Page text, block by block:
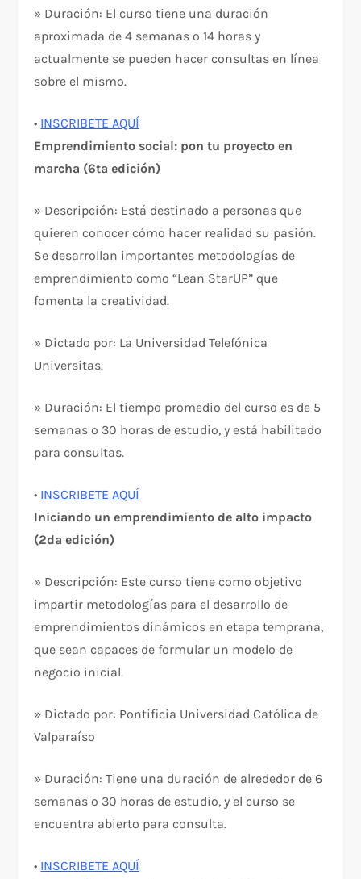
» Duración: El curso tiene una duración
aproximada de 4 semanas o 14 horas y
actualmente se pueden hacer consultas en línea
sobre el mismo.
• INSCRIBETE AQUÍ
Emprendimiento social: pon tu proyecto en
marcha (6ta edición)
» Descripción: Está destinado a personas que
quieren conocer cómo hacer realidad su pasión.
Se desarrollan importantes metodologías de
emprendimiento como “Lean StarUP” que
fomenta la creatividad.
» Dictado por: La Universidad Telefónica
Universitas.
» Duración: El tiempo promedio del curso es de 5
semanas o 30 horas de estudio, y está habilitado
para consultas.
• INSCRIBETE AQUÍ
Iniciando un emprendimiento de alto impacto
(2da edición)
» Descripción: Este curso tiene como objetivo
impartir metodologías para el desarrollo de
emprendimientos dinámicos en etapa temprana,
que sean capaces de formular un modelo de
negocio inicial.
» Dictado por: Pontificia Universidad Católica de
Valparaíso
» Duración: Tiene una duración de alrededor de 6
semanas o 30 horas de estudio, y el curso se
encuentra abierto para consulta.
• INSCRIBETE AQUÍ